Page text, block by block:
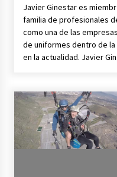
Javier Ginestar es
familia de profesionales
como una de las
de uniformes dentro de la
en la actualidad. Javier